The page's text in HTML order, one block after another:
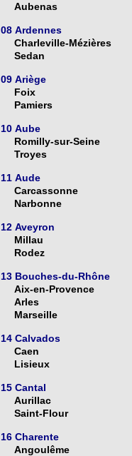
Aubenas
08 Ardennes
Charleville-Mézières
Sedan
09 Ariège
Foix
Pamiers
10 Aube
Romilly-sur-Seine
Troyes
11 Aude
Carcassonne
Narbonne
12 Aveyron
Millau
Rodez
13 Bouches-du-Rhône
Aix-en-Provence
Arles
Marseille
14 Calvados
Caen
Lisieux
15 Cantal
Aurillac
Saint-Flour
16 Charente
Angoulême